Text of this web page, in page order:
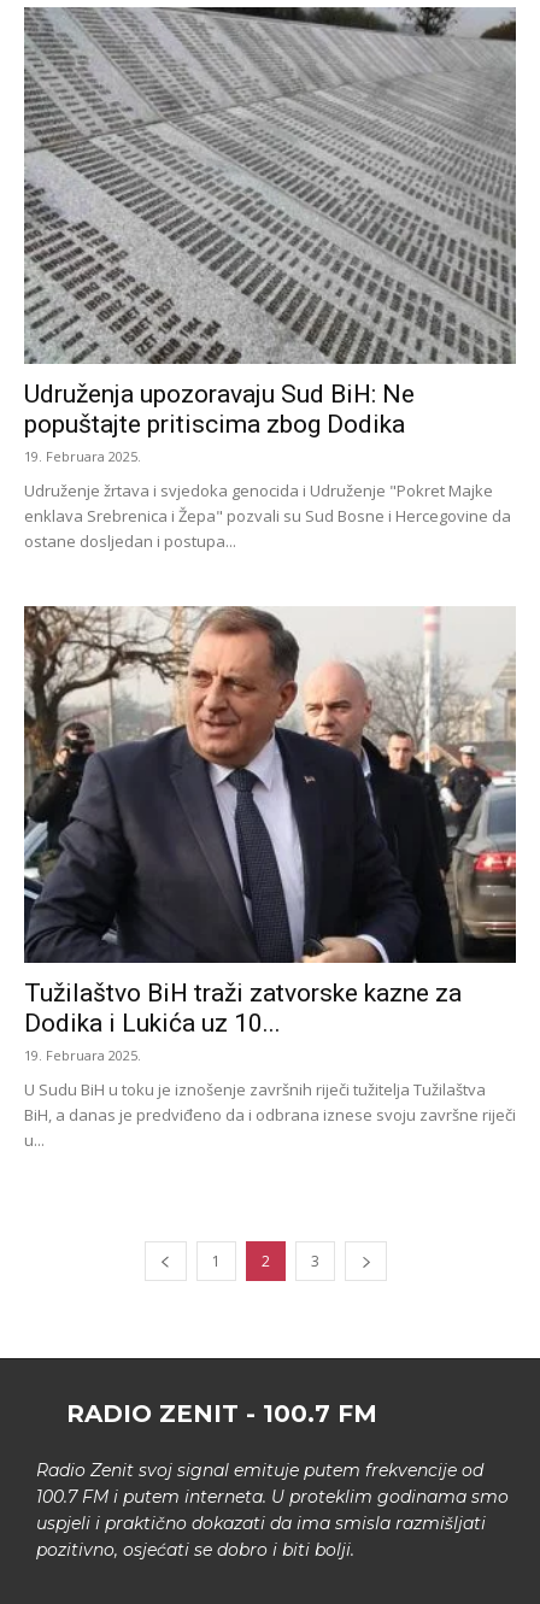
Udruženja upozoravaju Sud BiH: Ne
popuštajte pritiscima zbog Dodika
19. Februara 2025.
Udruženje žrtava i svjedoka genocida i Udruženje "Pokret Majke
enklava Srebrenica i Žepa" pozvali su Sud Bosne i Hercegovine da
ostane dosljedan i postupa...
Tužilaštvo BiH traži zatvorske kazne za
Dodika i Lukića uz 10...
19. Februara 2025.
U Sudu BiH u toku je iznošenje završnih riječi tužitelja Tužilaštva
BiH, a danas je predviđeno da i odbrana iznese svoju završne riječi
u...
1 2 3
RADIO ZENIT - 100.7 FM
Radio Zenit svoj signal emituje putem frekvencije od
100.7 FM i putem interneta. U proteklim godinama smo
uspjeli i praktično dokazati da ima smisla razmišljati
pozitivno, osjećati se dobro i biti bolji.